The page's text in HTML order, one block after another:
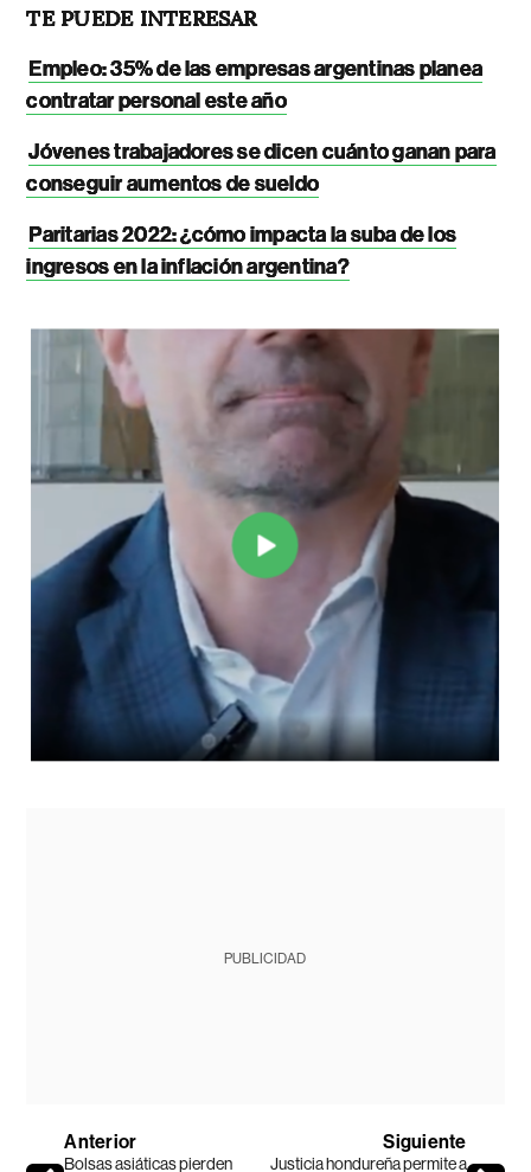
TE PUEDE INTERESAR
Empleo: 35% de las empresas argentinas planea
contratar personal este año
Jóvenes trabajadores se dicen cuánto ganan para
conseguir aumentos de sueldo
Paritarias 2022: ¿cómo impacta la suba de los
ingresos en la inflación argentina?
PUBLICIDAD
Anterior
Bolsas asiáticas pierden
Siguiente
Justicia hondureña permite a